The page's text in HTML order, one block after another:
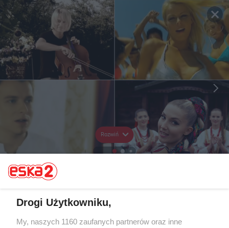
Rozwiń
Drogi Użytkowniku,
My, naszych 1160 zaufanych partnerów oraz inne